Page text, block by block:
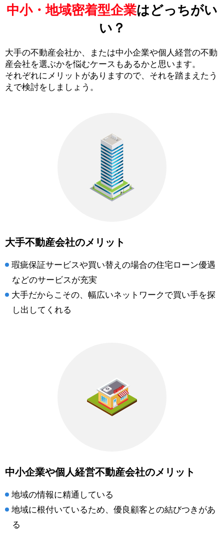
中小・地域密着型企業はどっちがい
い？
大手の不動産会社か、または中小企業や個人経営の不動
産会社を選ぶかを悩むケースもあるかと思います。
それぞれにメリットがありますので、それを踏まえたう
えで検討をしましょう。
大手不動産会社のメリット
瑕疵保証サービスや買い替えの場合の住宅ローン優遇
などのサービスが充実
大手だからこその、幅広いネットワークで買い手を探
し出してくれる
中小企業や個人経営不動産会社のメリット
地域の情報に精通している
地域に根付いているため、優良顧客との結びつきがあ
る